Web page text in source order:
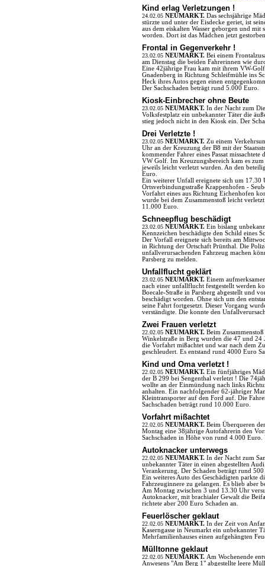
Kind erlag Verletzungen !
24.02.05 NEUMARKT. Das sechsjährige
stürzte und unter der Eisdecke geriet, ist
aus dem eiskalten Wasser geborgen und
worden. Dort ist das Mädchen jetzt gestorben
Frontal in Gegenverkehr !
23.02.05 NEUMARKT. Bei einem
am Dienstag die beiden Fahrerinnen wie
Eine 42jährige Frau kam mit ihrem VW-
Gnadenberg in Richtung Schleifmühle ins
Heck ihres Autos gegen einen
Der Sachschaden beträgt rund 5.000 Euro.
Kiosk-Einbrecher ohne Beute
23.02.05 NEUMARKT. In der Nacht zum
Volksfestplatz ein unbekannter Täter die
stieg jedoch nicht in den Kiosk ein. Der
Drei Verletzte !
23.02.05 NEUMARKT. Zu einem
Uhr an der Kreuzung der B8 mit der
kommender Fahrer eines Passat
VW Golf. Im Kreuzungsbereich kam es zum
jeweils leicht verletzt wurden. An den
Euro.
Ein weiterer Unfall ereignete sich um 17.30
Ortsverbindungsstraße Krappenhofen -
Vorfahrt eines aus Richtung Eichenhofen
wurde bei dem Zusammenstoß leicht
11.000 Euro.
Schneepflug beschädigt
23.02.05 NEUMARKT. Ein bislang
Kennzeichen beschädigte den Schild eines
Der Vorfall ereignete sich bereits am
in Richtung der Ortschaft Prünthal. Die
unfallverursachenden Fahrzeug machen
Parsberg zu melden.
Unfallflucht geklärt
23.02.05 NEUMARKT. Einem
nach einer unfallflucht festgestellt werden
Boecale-Straße in Parsberg abgestellt und
beschädigt worden. Ohne sich um den
seine Fahrt fortgesetzt. Dieser Vorgang
verständigte. Die konnte den
Zwei Frauen verletzt
22.02.05 NEUMARKT. Beim
Winkelstraße in Berg wurden die 47 und 24
die Vorfahrt mißachtet und war nach dem
geschleudert. Es entstand rund 4000 Euro
Kind und Oma verletzt !
22.02.05 NEUMARKT. Ein fünfjähriges
der B 299 bei Sengenthal verletzt ! Die
wollte an der Einmündung nach links
anhalten. Ein nachfolgender 62-jähriger
Kleintransporter auf den Ford auf. Die
Sachschaden beträgt rund 10.000 Euro.
Vorfahrt mißachtet
22.02.05 NEUMARKT. Beim Überqueren
Montag eine 38jährige Autofahrerin den
Sachschaden in Höhe von rund 4.000 Euro.
Autoknacker unterwegs
22.02.05 NEUMARKT. In der Nacht zum
unbekannter Täter in einen abgestellten
Verankerung. Der Schaden beträgt rund
Ein weiteres Auto des Geschädigten parkte
Fahrzeuginnere zu gelangen. Es blieb aber
Am Montag zwischen 3 und 13.30 Uhr
Autoknacker, mit brachialer Gewalt die
richtete aber 200 Euro Schaden an.
Feuerlöscher geklaut
22.02.05 NEUMARKT. In der Zeit von
Kaserngasse in Neumarkt ein unbekannter
Mehrfamilienhauses einen aufgehängten
Mülltonne geklaut
22.02.05 NEUMARKT. Am Wochenende
Anwesens "Am Berg 1" abgestellte leere